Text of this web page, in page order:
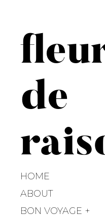
de
HOME
ABOUT
BON VOYAGE